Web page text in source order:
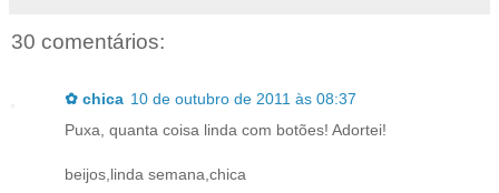
30 comentários:
✿ chica 10 de outubro de 2011 às 08:37
Puxa, quanta coisa linda com botões! Adortei!
beijos,linda semana,chica